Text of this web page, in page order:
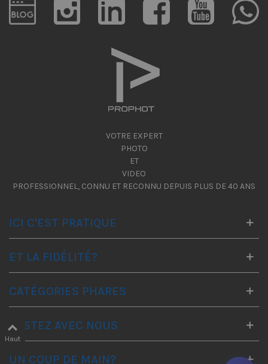
VOTRE EXPERT
PHOTO
ET
VIDEO
PROFESSIONNEL, CONNU ET RECONNU DEPUIS PLUS DE 40 ANS
ICI C'EST PRATIQUE
ET LA FIDÉLITÉ?
CATÉGORIES PHARES
RESTEZ AVEC NOUS
UN COUP DE MAIN?
Haut